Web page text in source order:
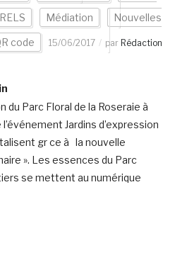
Médiation Nouvelles
code 15/06/2017 par Rédaction
du Parc Floral de la Roseraie à
Jardins d’expression
gr ce à la nouvelle
». Les essences du Parc
se mettent au numérique